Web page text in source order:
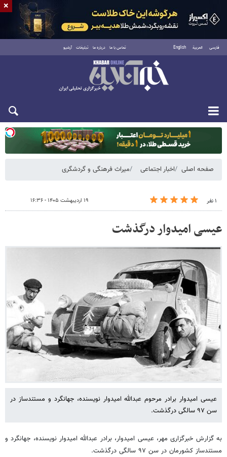
فارسی العربية English تماس با ما درباره ما تبلیغات آرشیو
دوشنبه ۱۹ مرداد ۱۴۰۵
صفحه اصلی اخبار اجتماعی میراث فرهنگی و گردشگری
۱ نفر ۱۹ اردیبهشت ۱۴۰۵ - ۱۶:۳۶
عیسی امیدوار درگذشت
عیسی امیدوار برادر مرحوم عبدالله امیدوار نویسنده، جهانگرد و مستندساز در
سن ۹۷ سالگی درگذشت.
به گزارش خبرگزاری مهر، عیسی امیدوار، برادر عبدالله امیدوار نویسنده، جهانگرد و
مستندساز کشورمان در سن ۹۷ سالگی درگذشت.
×